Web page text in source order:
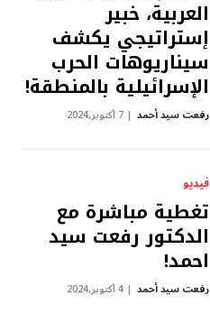
العربية، خبير
إستراتيجي يكشف
سيناريوهات الحرب
الإسرائيلية بالمنطقة!
رفعت سيد أحمد 7 أكتوبر,2024
فيديو
تغطية مباشرة مع
الدكتور رفعت سيد
احمد!
رفعت سيد أحمد 4 أكتوبر,2024